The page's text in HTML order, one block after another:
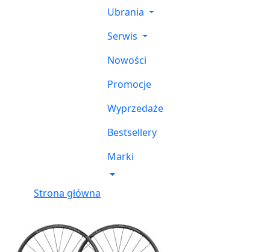
Ubrania
Serwis
Nowości
Promocje
Wyprzedaże
Bestsellery
Marki
Strona główna